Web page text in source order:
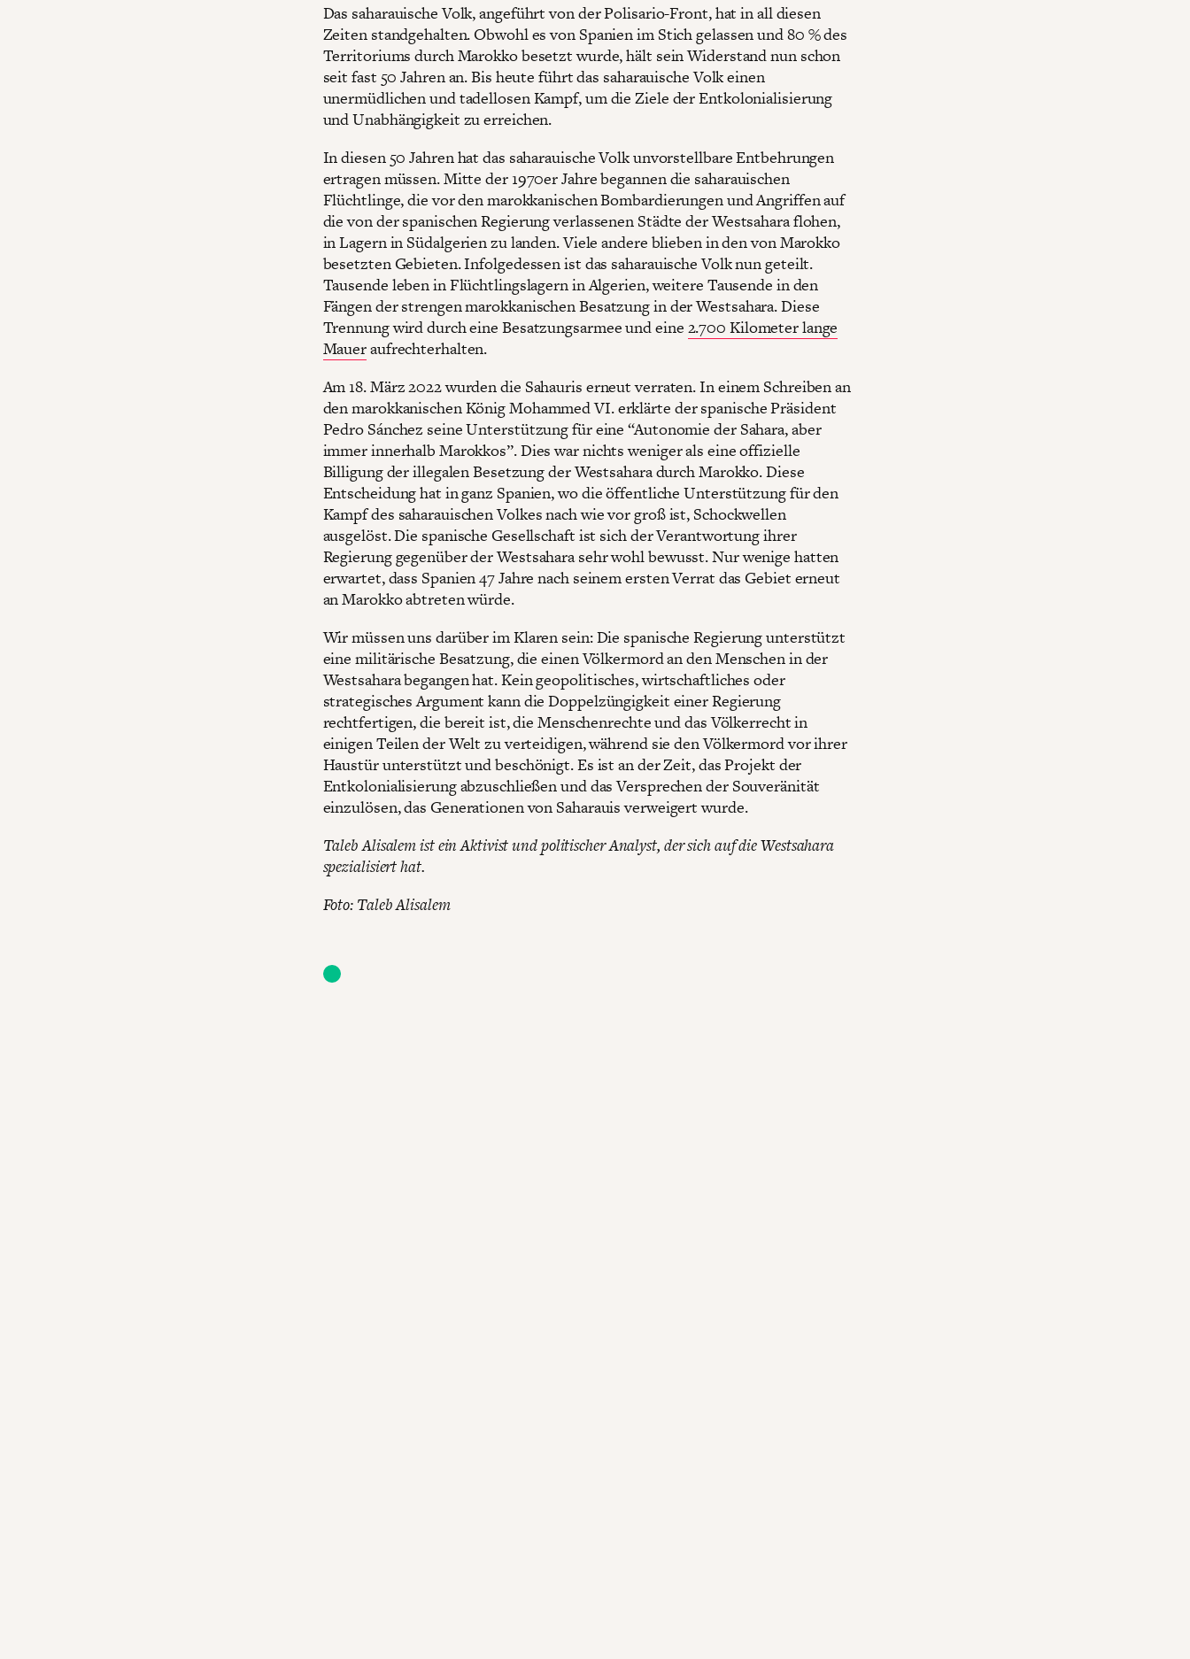
Das saharauische Volk, angeführt von der Polisario-Front, hat in all diesen
Zeiten standgehalten. Obwohl es von Spanien im Stich gelassen und 80 % des
Territoriums durch Marokko besetzt wurde, hält sein Widerstand nun schon
seit fast 50 Jahren an. Bis heute führt das saharauische Volk einen
unermüdlichen und tadellosen Kampf, um die Ziele der Entkolonialisierung
und Unabhängigkeit zu erreichen.
In diesen 50 Jahren hat das saharauische Volk unvorstellbare Entbehrungen
ertragen müssen. Mitte der 1970er Jahre begannen die saharauischen
Flüchtlinge, die vor den marokkanischen Bombardierungen und Angriffen auf
die von der spanischen Regierung verlassenen Städte der Westsahara flohen,
in Lagern in Südalgerien zu landen. Viele andere blieben in den von Marokko
besetzten Gebieten. Infolgedessen ist das saharauische Volk nun geteilt.
Tausende leben in Flüchtlingslagern in Algerien, weitere Tausende in den
Fängen der strengen marokkanischen Besatzung in der Westsahara. Diese
Trennung wird durch eine Besatzungsarmee und eine 2.700 Kilometer lange
Maueraufrechterhalten.
Am 18. März 2022 wurden die Sahauris erneut verraten. In einem Schreiben an
den marokkanischen König Mohammed VI. erklärte der spanische Präsident
Pedro Sánchez seine Unterstützung für eine “Autonomie der Sahara, aber
immer innerhalb Marokkos”. Dies war nichts weniger als eine offizielle
Billigung der illegalen Besetzung der Westsahara durch Marokko. Diese
Entscheidung hat in ganz Spanien, wo die öffentliche Unterstützung für den
Kampf des saharauischen Volkes nach wie vor groß ist, Schockwellen
ausgelöst. Die spanische Gesellschaft ist sich der Verantwortung ihrer
Regierung gegenüber der Westsahara sehr wohl bewusst. Nur wenige hatten
erwartet, dass Spanien 47 Jahre nach seinem ersten Verrat das Gebiet erneut
an Marokko abtreten würde.
Wir müssen uns darüber im Klaren sein: Die spanische Regierung unterstützt
eine militärische Besatzung, die einen Völkermord an den Menschen in der
Westsahara begangen hat. Kein geopolitisches, wirtschaftliches oder
strategisches Argument kann die Doppelzüngigkeit einer Regierung
rechtfertigen, die bereit ist, die Menschenrechte und das Völkerrecht in
einigen Teilen der Welt zu verteidigen, während sie den Völkermord vor ihrer
Haustür unterstützt und beschönigt. Es ist an der Zeit, das Projekt der
Entkolonialisierung abzuschließen und das Versprechen der Souveränität
einzulösen, das Generationen von Saharauis verweigert wurde.
Taleb Alisalem ist ein Aktivist und politischer Analyst, der sich auf die Westsahara
spezialisiert hat.
Foto: Taleb Alisalem